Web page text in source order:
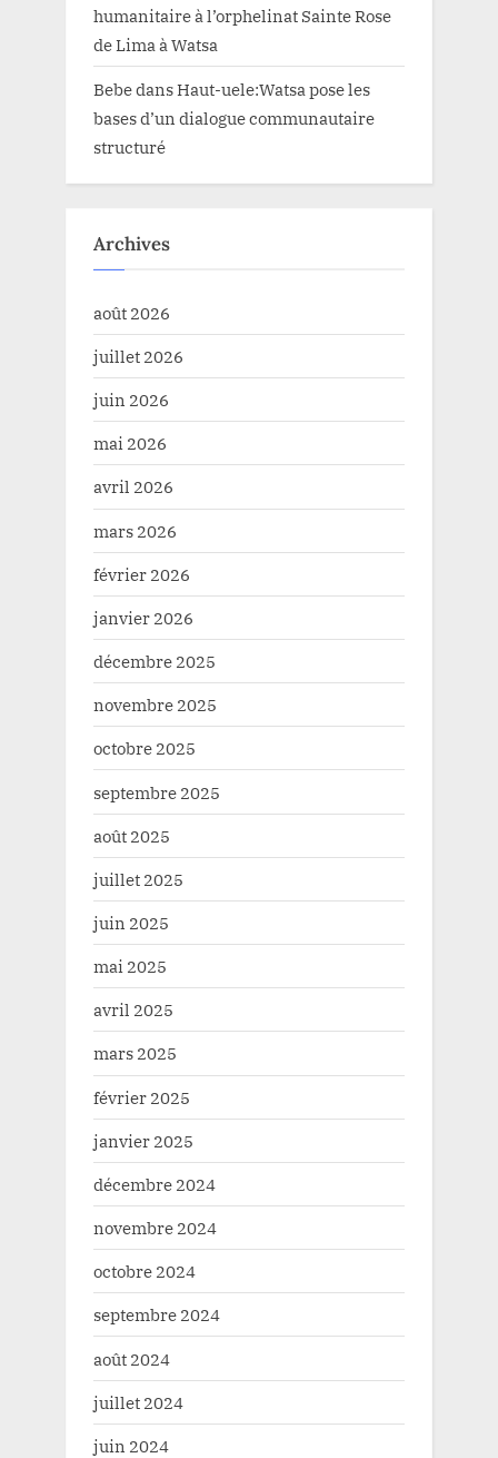
humanitaire à l’orphelinat Sainte Rose
de Lima à Watsa
BebedansHaut-uele:Watsa pose les
bases d’un dialogue communautaire
structuré
Archives
août 2026
juillet 2026
juin 2026
mai 2026
avril 2026
mars 2026
février 2026
janvier 2026
décembre 2025
novembre 2025
octobre 2025
septembre 2025
août 2025
juillet 2025
juin 2025
mai 2025
avril 2025
mars 2025
février 2025
janvier 2025
décembre 2024
novembre 2024
octobre 2024
septembre 2024
août 2024
juillet 2024
juin 2024